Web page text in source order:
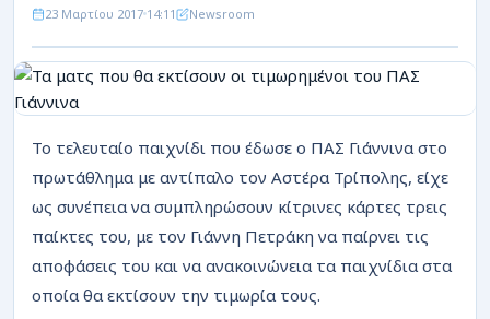
ΕΙΔΗΣΕΙΣ
ΑΡΘΡΟΓΡΑΦΙΕΣ
ΡΟΗ
23 Μαρτίου 2017 14:11 Newsroom
Το τελευταίο παιχνίδι που έδωσε ο ΠΑΣ Γιάννινα στο
πρωτάθλημα με αντίπαλο τον Αστέρα Τρίπολης, είχε
ως συνέπεια να συμπληρώσουν κίτρινες κάρτες τρεις
παίκτες του, με τον Γιάννη Πετράκη να παίρνει τις
αποφάσεις του και να ανακοινώνεια τα παιχνίδια στα
οποία θα εκτίσουν την τιμωρία τους.